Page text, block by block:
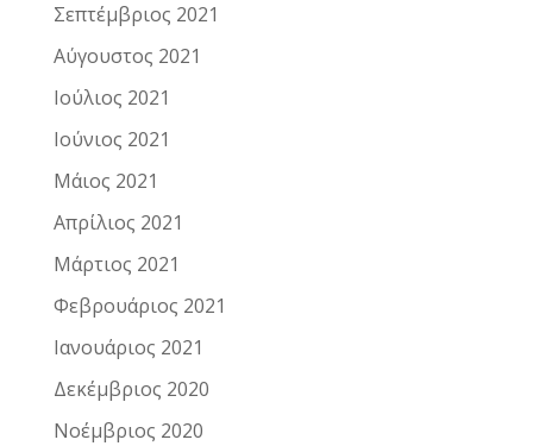
Σεπτέμβριος 2021
Αύγουστος 2021
Ιούλιος 2021
Ιούνιος 2021
Μάιος 2021
Απρίλιος 2021
Μάρτιος 2021
Φεβρουάριος 2021
Ιανουάριος 2021
Δεκέμβριος 2020
Νοέμβριος 2020